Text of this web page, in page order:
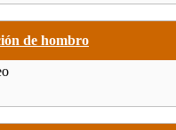
de hombro